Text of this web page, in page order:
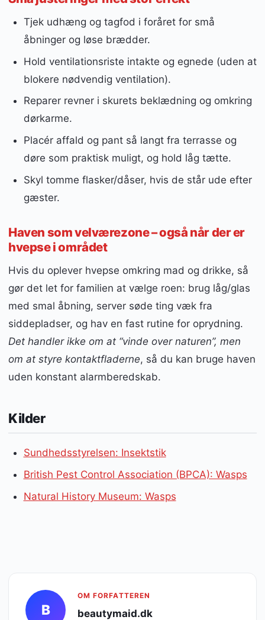
Tjek udhæng og tagfod i foråret for små
åbninger og løse brædder.
Hold ventilationsriste intakte og egnede (uden at
blokere nødvendig ventilation).
Reparer revner i skurets beklædning og omkring
dørkarme.
Placér affald og pant så langt fra terrasse og
døre som praktisk muligt, og hold låg tætte.
Skyl tomme flasker/dåser, hvis de står ude efter
gæster.
Haven som velværezone – også når der er
hvepse i området
Hvis du oplever hvepse omkring mad og drikke, så
gør det let for familien at vælge roen: brug låg/glas
med smal åbning, server søde ting væk fra
siddepladser, og hav en fast rutine for oprydning.
Det handler ikke om at “vinde over naturen”, men
om at styre kontaktfladerne, så du kan bruge haven
uden konstant alarmberedskab.
Kilder
Sundhedsstyrelsen: Insektstik
British Pest Control Association (BPCA): Wasps
Natural History Museum: Wasps
B
OM FORFATTEREN
beautymaid.dk